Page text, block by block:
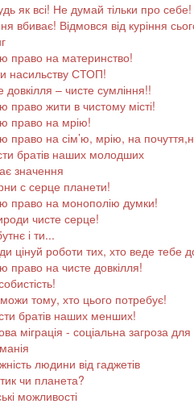
як всі! Не думай тільки про
вбиває! Відмовся від куріння
право на материнство!
насильству СТОП!
довкілля – чисте сумління!!
право жити в чистому місті!
право на мрію!
право на сім’ю, мрію, на
братів наших молодших
значення
с серце планети!
право на монополію думки!
чисте серце!
і ти...
цінуй роботи тих, хто веде тебе
право на чисте довкілля!
тому, хто цього потребує!
братів наших менших!
міграція - соціальна загроза для
людини від гаджетів
чи планета?
можливості